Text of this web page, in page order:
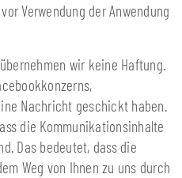
Verwendung der Anwendung
wir keine Haftung.
Nachricht geschickt haben.
die Kommunikationsinhalte
Das bedeutet, dass die
Weg von Ihnen zu uns durch